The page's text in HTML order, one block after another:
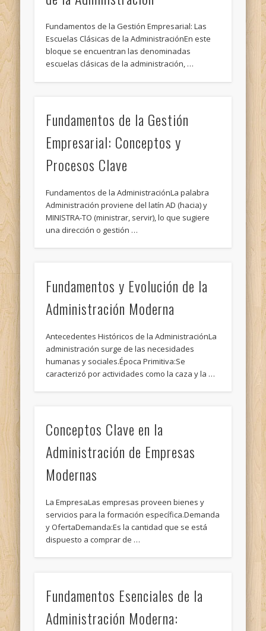
Fundamentos de la Gestión Empresarial: Las
Escuelas Clásicas de la AdministraciónEn este
bloque se encuentran las denominadas
escuelas clásicas de la administración, …
Fundamentos de la Gestión
Empresarial: Conceptos y
Procesos Clave
Fundamentos de la AdministraciónLa palabra
Administración proviene del latín AD (hacia) y
MINISTRA-TO (ministrar, servir), lo que sugiere
una dirección o gestión …
Fundamentos y Evolución de la
Administración Moderna
Antecedentes Históricos de la AdministraciónLa
administración surge de las necesidades
humanas y sociales.Época Primitiva:Se
caracterizó por actividades como la caza y la …
Conceptos Clave en la
Administración de Empresas
Modernas
La EmpresaLas empresas proveen bienes y
servicios para la formación específica.Demanda
y OfertaDemanda:Es la cantidad que se está
dispuesto a comprar de …
Fundamentos Esenciales de la
Administración Moderna: